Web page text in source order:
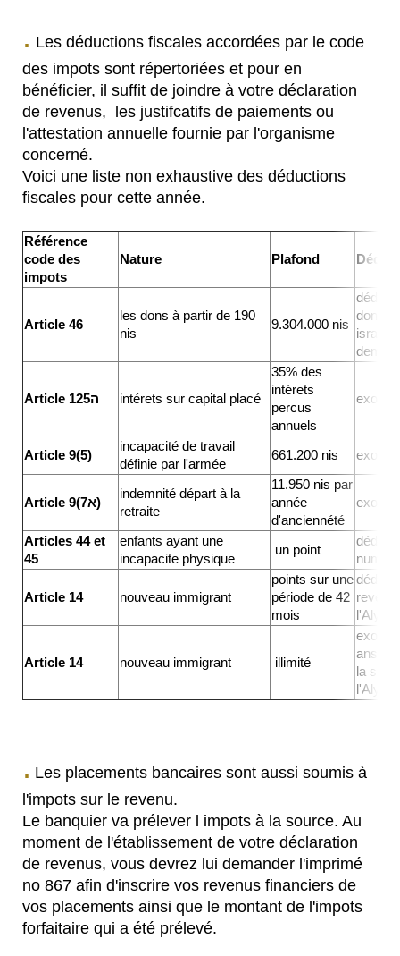
. Les déductions fiscales accordées par le code
des impots sont répertoriées et pour en
bénéficier, il suffit de joindre à votre déclaration
de revenus, les justifcatifs de paiements ou
l'attestation annuelle fournie par l'organisme
concerné.
Voici une liste non exhaustive des déductions
fiscales pour cette année.
Référence
code des
impots
Nature Plafond
Article 46
les dons à partir de 190
nis
9.304.000 nis
dons
Article 125ה intérets sur capital placé
35% des
intérets
percus
annuels
Article 9(5)
incapacité de travail
définie par l'armée
661.200 nis
Article 9(7א)
indemnité départ à la
retraite
11.950 nis par
année
d'anciennété
Articles 44 et
45
enfants ayant une
incapacite physique
un point
Article 14 nouveau immigrant
points sur une
période de 42
mois
l'Alya
Article 14 nouveau immigrant illimité
ans
la
l'Alya
. Les placements bancaires sont aussi soumis à
l'impots sur le revenu.
Le banquier va prélever l impots à la source. Au
moment de l'établissement de votre déclaration
de revenus, vous devrez lui demander l'imprimé
no 867 afin d'inscrire vos revenus financiers de
vos placements ainsi que le montant de l'impots
forfaitaire qui a été prélevé.